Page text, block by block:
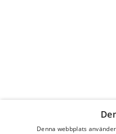
Denna webbplats